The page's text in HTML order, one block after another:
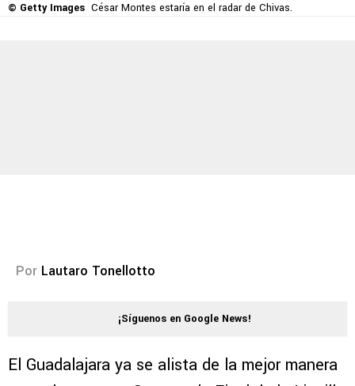
© Getty Images César Montes estaría en el radar de Chivas.
Por Lautaro Tonellotto
¡Síguenos en Google News!
El Guadalajara ya se alista de la mejor manera